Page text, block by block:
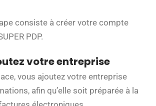
consiste à créer votre compte
PDP.
votre entreprise
vous ajoutez votre entreprise
afin qu’elle soit préparée à la